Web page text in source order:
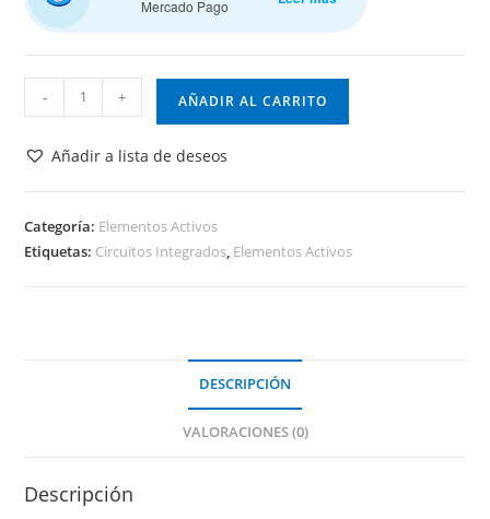
Mercado Pago
74HCT10
NAND
cantidad
- + AÑADIR AL CARRITO
Añadir a lista de deseos
Categoría: Elementos Activos
Etiquetas: Circuitos Integrados Elementos Activos
DESCRIPCIÓN
VALORACIONES (0)
Descripción